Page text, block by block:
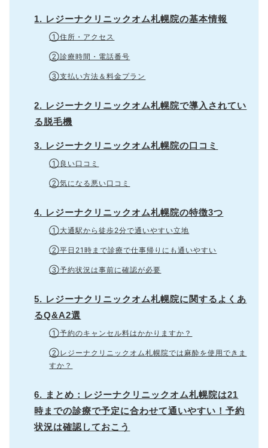
1. レジーナクリニックオム札幌院の基本情報
①住所・アクセス
②診療時間・電話番号
③支払い方法＆料金プラン
2. レジーナクリニックオム札幌院で導入されてい
る脱毛機
3. レジーナクリニックオム札幌院の口コミ
①良い口コミ
②気になる悪い口コミ
4. レジーナクリニックオム札幌院の特徴3つ
①大通駅から徒歩2分で通いやすい立地
②平日21時まで診療で仕事帰りにも通いやすい
③予約状況は事前に確認が必要
5. レジーナクリニックオム札幌院に関するよくあ
るQ&A2選
①予約のキャンセル料はかかりますか？
②レジーナクリニックオム札幌院では麻酔を使用できま
すか？
6. まとめ：レジーナクリニックオム札幌院は21
時までの診療で予定に合わせて通いやすい！予約
状況は確認しておこう